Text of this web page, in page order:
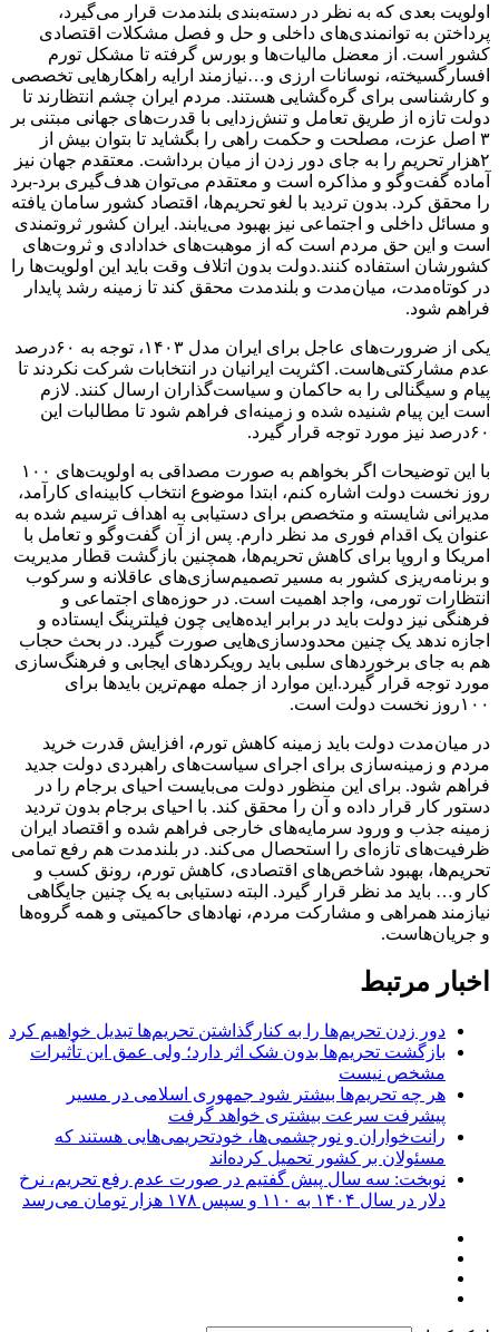
اولویت بعدی که به نظر در دسته‌بندی بلندمدت قرار می‌گیرد،
پرداختن به توانمندی‌های داخلی و حل و فصل مشکلات اقتصادی
کشور است. از معضل مالیات‌ها و بورس گرفته تا مشکل تورم
افسارگسیخته، نوسانات ارزی و…نیازمند ارایه راهکارهایی تخصصی
و کارشناسی برای گره‌گشایی هستند. مردم ایران چشم انتظارند تا
دولت تازه از طریق تعامل و تنش‌زدایی با قدرت‌های جهانی مبتنی بر
۳ اصل عزت، مصلحت و حکمت راهی را بگشاید تا بتوان بیش از
۲هزار تحریم را به جای دور زدن از میان برداشت. معتقدم جهان نیز
آماده گفت‌وگو و مذاکره است و معتقدم می‌توان هدف‌گیری برد-برد
را محقق کرد. بدون تردید با لغو تحریم‌ها، اقتصاد کشور سامان یافته
و مسائل داخلی و اجتماعی نیز بهبود می‌یابند. ایران کشور ثروتمندی
است و این حق مردم است که از موهبت‌های خدادادی و ثروت‌های
کشورشان استفاده کنند.دولت بدون اتلاف وقت باید این اولویت‌ها را
در کوتاه‌مدت، میان‌مدت و بلندمدت محقق کند تا زمینه رشد پایدار
فراهم شود.
یکی از ضرورت‌های عاجل برای ایران مدل ۱۴۰۳، توجه به ۶۰درصد
عدم مشارکتی‌هاست. اکثریت ایرانیان در انتخابات شرکت نکردند تا
پیام و سیگنالی را به حاکمان و سیاست‌گذاران ارسال کنند. لازم
است این پیام شنیده شده و زمینه‌ای فراهم شود تا مطالبات این
۶۰درصد نیز مورد توجه قرار گیرد.
با این توضیحات اگر بخواهم به صورت مصداقی به اولویت‌های ۱۰۰
روز نخست دولت اشاره کنم، ابتدا موضوع انتخاب کابینه‌ای کارآمد،
مدیرانی شایسته و متخصص برای دستیابی به اهداف ترسیم شده به
عنوان یک اقدام فوری مد نظر دارم. پس از آن گفت‌وگو و تعامل با
امریکا و اروپا برای کاهش تحریم‌ها، همچنین بازگشت قطار مدیریت
و برنامه‌ریزی کشور به مسیر تصمیم‌سازی‌های عاقلانه و سرکوب
انتظارات تورمی، واجد اهمیت است. در حوزه‌های اجتماعی و
فرهنگی نیز دولت باید در برابر ایده‌هایی چون فیلترینگ ایستاده و
اجازه ندهد یک چنین محدودسازی‌هایی صورت گیرد. در بحث حجاب
هم به جای برخوردهای سلبی باید رویکردهای ایجابی و فرهنگ‌سازی
مورد توجه قرار گیرد.این موارد از جمله مهم‌ترین بایدها برای
۱۰۰روز نخست دولت است.
در میان‌مدت دولت باید زمینه کاهش تورم، افزایش قدرت خرید
مردم و زمینه‌سازی برای اجرای سیاست‌های راهبردی دولت جدید
فراهم شود. برای این منظور دولت می‌بایست احیای برجام را در
دستور کار قرار داده و آن را محقق کند. با احیای برجام بدون تردید
زمینه جذب و ورود سرمایه‌های خارجی فراهم شده و اقتصاد ایران
ظرفیت‌های تازه‌ای را استحصال می‌کند. در بلندمدت هم رفع تمامی
تحریم‌ها، بهبود شاخص‌های اقتصادی، کاهش تورم، رونق کسب و
کار و… باید مد نظر قرار گیرد. البته دستیابی به یک چنین جایگاهی
نیازمند همراهی و مشارکت مردم، نهادهای حاکمیتی و همه گروه‌ها
و جریان‌هاست.
اخبار مرتبط
دور زدن تحریم‌ها را به کنارگذاشتن تحریم‌ها تبدیل خواهیم کرد
بازگشت تحریم‌ها بدون شک اثر دارد؛ ولی عمق این تأثیرات
مشخص نیست
هر چه تحریم‌ها بیشتر شود جمهوری اسلامی در مسیر
پیشرفت سرعت بیشتری خواهد گرفت
رانت‌خواران و نورچشمی‌ها، خودتحریمی‌هایی هستند که
مسئولان بر کشور تحمیل کرده‌اند
نوبخت: سه سال پیش گفتیم در صورت عدم رفع تحریم، نرخ
دلار در سال ۱۴۰۴ به ۱۱۰ و سپس ۱۷۸ هزار تومان می‌رسد